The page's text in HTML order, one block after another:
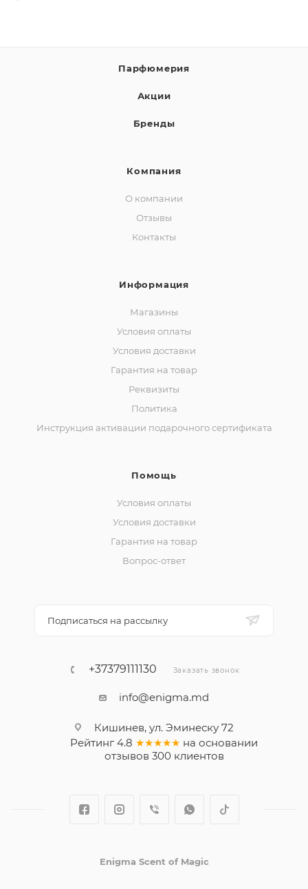
Парфюмерия
Акции
Бренды
Компания
О компании
Отзывы
Контакты
Информация
Магазины
Условия оплаты
Условия доставки
Гарантия на товар
Реквизиты
Политика
Инструкция активации подарочного сертификата
Помощь
Условия оплаты
Условия доставки
Гарантия на товар
Вопрос-ответ
Подписаться на рассылку
+37379111130 Заказать звонок
info@enigma.md
Кишинев, ул. Эминеску 72
Рейтинг 4.8 ★★★★★ на основании
отзывов 300клиентов
Enigma Scent of Magic